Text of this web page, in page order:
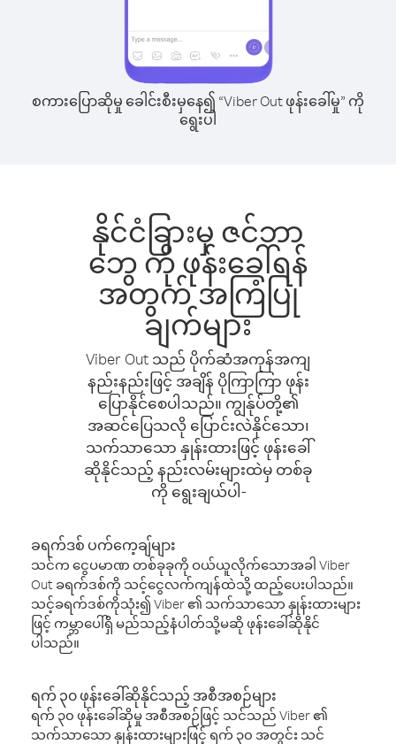
စကားပြောဆိုမှု ခေါင်းစီးမှနေ၍ “Viber Out ဖုန်းခေါ်မှု” ကို
ရွေးပါ
နိုင်ငံခြားမှ ဇင်ဘာ
ဘွေ ကို ဖုန်းခေါ်ရန်
အတွက် အကြံပြု
ချက်များ
Viber Out သည် ပိုက်ဆံအကုန်အကျ
နည်းနည်းဖြင့် အချိန် ပိုကြာကြာ ဖုန်း
ပြောနိုင်စေပါသည်။ ကျွန်ုပ်တို့၏
အဆင်ပြေသလို ပြောင်းလဲနိုင်သော၊
သက်သာသော နှုန်းထားဖြင့် ဖုန်းခေါ်
ဆိုနိုင်သည့် နည်းလမ်းများထဲမှ တစ်ခု
ကို ရွေးချယ်ပါ-
ခရက်ဒစ် ပက်ကေ့ချ်များ
သင်က ငွေပမာဏ တစ်ခုခုကို ဝယ်ယူလိုက်သောအခါ Viber
Out ခရက်ဒစ်ကို သင့်ငွေလက်ကျန်ထဲသို့ ထည့်ပေးပါသည်။
သင့်ခရက်ဒစ်ကိုသုံး၍ Viber ၏ သက်သာသော နှုန်းထားများ
ဖြင့် ကမ္ဘာပေါ်ရှိ မည်သည့်နံပါတ်သို့မဆို ဖုန်းခေါ်ဆိုနိုင်
ပါသည်။
ရက် ၃၀ ဖုန်းခေါ်ဆိုနိုင်သည့် အစီအစဉ်များ
ရက် ၃၀ ဖုန်းခေါ်ဆိုမှု အစီအစဉ်ဖြင့် သင်သည် Viber ၏
သက်သာသော နှုန်းထားများဖြင့် ရက် ၃၀ အတွင်း သင်